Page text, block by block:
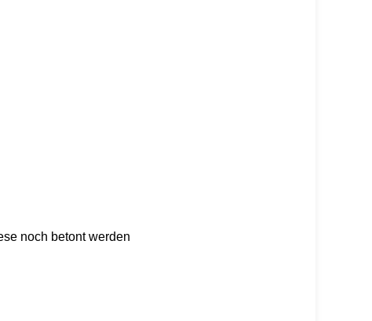
noch betont werden